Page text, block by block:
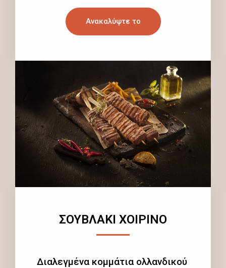
Ανακαλύψτε το
ΣΟΥΒΛΑΚΙ ΧΟΙΡΙΝΟ
Διαλεγμένα κομμάτια ολλανδικού